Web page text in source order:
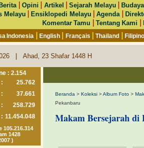
Berita Opini Artikel |Sejarah Melayu |
Melayu
|Ensiklopedi Melayu |Agenda |
Komentar Tamu
|Tentang Kami |
Indonesia |English Français |Thailand |
| Ahad, 23 Shafar 1448 H
: 2.154
:
25.762
:
37.661
:
258.729
: 11.454.048
1428
)
Beranda > Koleksi >Album Foto >
Pekanbaru
Makam Bersejarah di